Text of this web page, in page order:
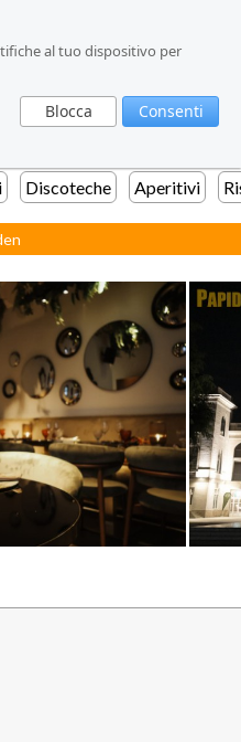
al tuo dispositivo per
Blocca Consenti
al tuo dispositivo per
Blocca Consenti
Discoteche Aperitivi